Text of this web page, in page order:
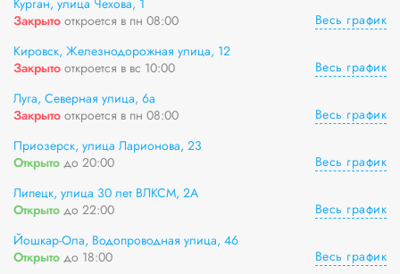
Курган, улица Чехова, 1
Закрыто откроется в пн 08:00
Весь график
Кировск, Железнодорожная улица, 12
Закрыто откроется в вс 10:00
Весь график
Луга, Северная улица, 6а
Закрыто откроется в пн 08:00
Весь график
Приозерск, улица Ларионова, 23
Открыто до 20:00
Весь график
Липецк, улица 30 лет ВЛКСМ, 2А
Открыто до 22:00
Весь график
Йошкар-Ола, Водопроводная улица, 46
Открыто до 18:00
Весь график